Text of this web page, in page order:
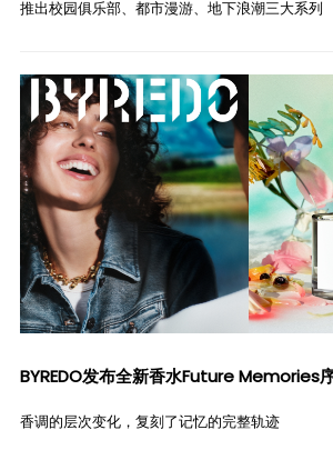
推出校园俱乐部、都市漫游、地下浪潮三大系列
BYREDO发布全新香水Future Memories
香调的层次变化，复刻了记忆的完整轨迹